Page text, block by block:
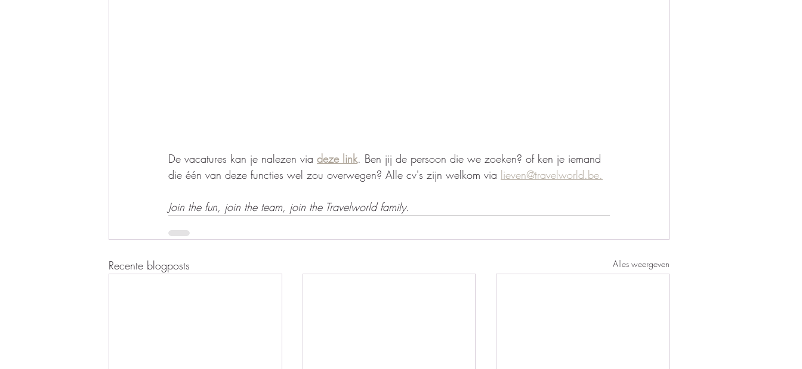
De vacatures kan je nalezen via deze link. Ben jij de persoon die we zoeken? of ken je iemand
die één van deze functies wel zou overwegen? Alle cv's zijn welkom via lieven@travelworld.be.
Join the fun, join the team, join the Travelworld family.
Recente blogposts Alles weergeven